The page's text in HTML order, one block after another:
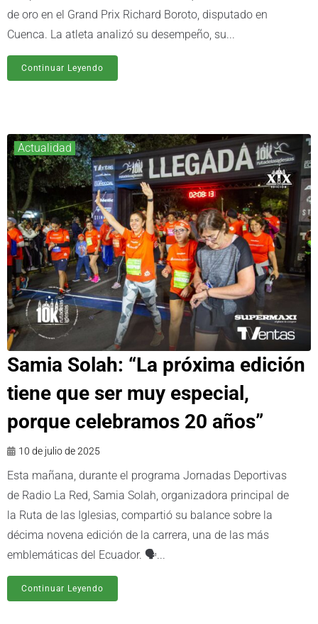
de oro en el Grand Prix Richard Boroto, disputado en
Cuenca. La atleta analizó su desempeño, su...
Continuar Leyendo
Actualidad
Samia Solah: “La próxima edición
tiene que ser muy especial,
porque celebramos 20 años”
10 de julio de 2025
Esta mañana, durante el programa Jornadas Deportivas
de Radio La Red, Samia Solah, organizadora principal de
la Ruta de las Iglesias, compartió su balance sobre la
décima novena edición de la carrera, una de las más
emblemáticas del Ecuador. 🗣️...
Continuar Leyendo